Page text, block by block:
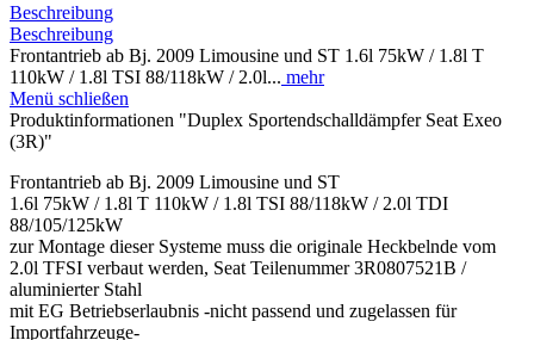
Beschreibung
Beschreibung
Frontantrieb ab Bj. 2009 Limousine und ST 1.6l 75kW / 1.8l T
110kW / 1.8l TSI 88/118kW / 2.0l... mehr
Menü schließen
Produktinformationen "Duplex Sportendschalldämpfer Seat Exeo
(3R)"
Frontantrieb ab Bj. 2009 Limousine und ST
1.6l 75kW / 1.8l T 110kW / 1.8l TSI 88/118kW / 2.0l TDI
88/105/125kW
zur Montage dieser Systeme muss die originale Heckbelnde vom
2.0l TFSI verbaut werden, Seat Teilenummer 3R0807521B /
aluminierter Stahl
mit EG Betriebserlaubnis -nicht passend und zugelassen für
Importfahrzeuge-